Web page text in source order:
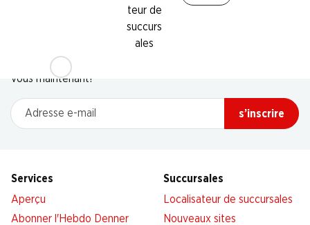
teur de
succurs
ales
Restez au courant grâce à la newsletter Denner. Inscrivez-
vous maintenant!
Adresse e-mail
s’inscrire
Services
Aperçu
Abonner l'Hebdo Denner
Succursales
Localisateur de succursales
Nouveaux sites